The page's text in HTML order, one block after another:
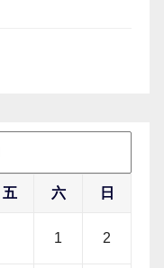
五 六 日
1 2